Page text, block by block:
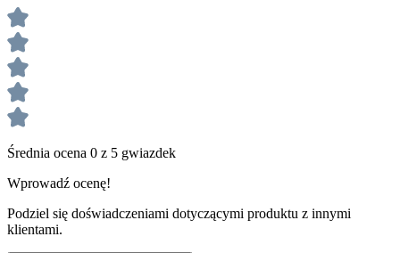
Średnia ocena 0 z 5 gwiazdek
Wprowadź ocenę!
Podziel się doświadczeniami dotyczącymi produktu z innymi
klientami.